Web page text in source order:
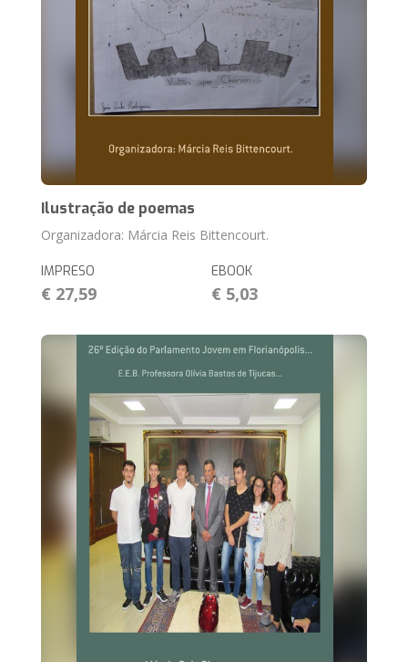
Ilustração de poemas
Organizadora: Márcia Reis Bittencourt.
IMPRESO
€ 27,59
EBOOK
€ 5,03